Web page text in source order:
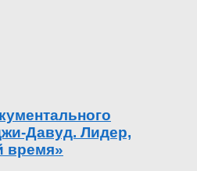
Давуд. Лидер,
время»